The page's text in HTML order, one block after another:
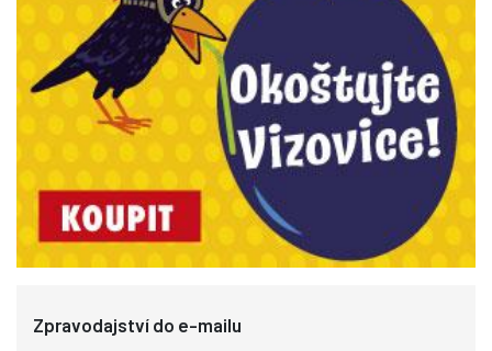
Zpravodajství do e-mailu